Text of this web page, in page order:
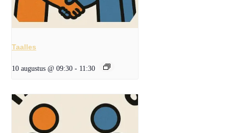
Taalles
10 augustus @ 09:30 - 11:30